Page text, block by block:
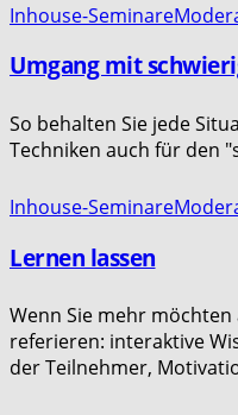
Inhouse-Seminare
Umgang mit
So behalten Sie jede
Techniken auch für den
Inhouse-Seminare
Lernen lassen
Wenn Sie mehr
referieren: interaktive
der Teilnehmer,